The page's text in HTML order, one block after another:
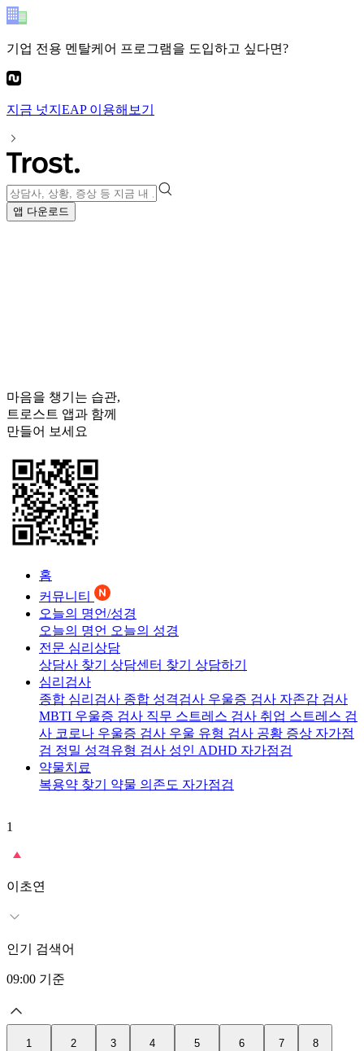
기업 전용 멘탈케어 프로그램을 도입하고 싶다면?
지금 넛지EAP이용해보기
앱 다운로드
마음을 챙기는 습관,
트로스트 앱과 함께
만들어 보세요
홈
커뮤니티
오늘의 명언/성경
오늘의 명언 오늘의 성경
전문 심리상담
상담사 찾기 상담센터 찾기 상담하기
심리검사
종합 심리검사 종합 성격검사 우울증 검사 자존감 검사
MBTI 우울증 검사 직무 스트레스 검사 취업 스트레스 검
사 코로나 우울증 검사 우울 유형 검사 공황 증상 자가점
검 정밀 성격유형 검사 성인 ADHD 자가점검
약물치료
복용약 찾기 약물 의존도 자가점검
1
이초연
인기 검색어
09:00 기준
1 2 3 4 5 6 7 8